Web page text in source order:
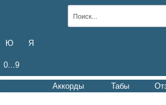
Ю Я
0...9
Аккорды Табы